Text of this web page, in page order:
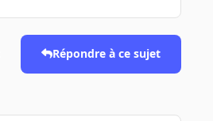
Répondre à ce sujet